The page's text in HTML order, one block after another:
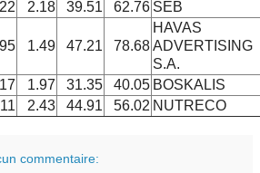
2.18 39.51 62.76 SEB
1.49 47.21 78.68
HAVAS
ADVERTISING
S.A.
1.97 31.35 40.05 BOSKALIS
2.43 44.91 56.02 NUTRECO
commentaire: